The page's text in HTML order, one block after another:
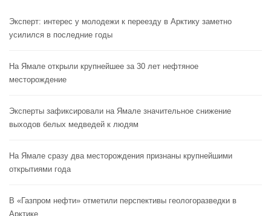
Эксперт: интерес у молодежи к переезду в Арктику заметно
усилился в последние годы
На Ямале открыли крупнейшее за 30 лет нефтяное
месторождение
Эксперты зафиксировали на Ямале значительное снижение
выходов белых медведей к людям
На Ямале сразу два месторождения признаны крупнейшими
открытиями года
В «Газпром нефти» отметили перспективы геологоразведки в
Арктике